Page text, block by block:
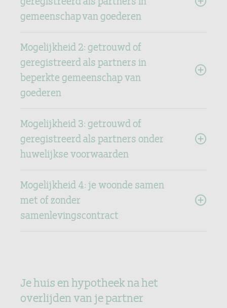
gemeenschap van goederen
Mogelijkheid 2: getrouwd of
geregistreerd als partners in
beperkte gemeenschap van
goederen
Mogelijkheid 3: getrouwd of
geregistreerd als partners onder
huwelijkse voorwaarden
Mogelijkheid 4: je woonde samen
met of zonder
samenlevingscontract
Je huis en hypotheek na het
overlijden van je partner